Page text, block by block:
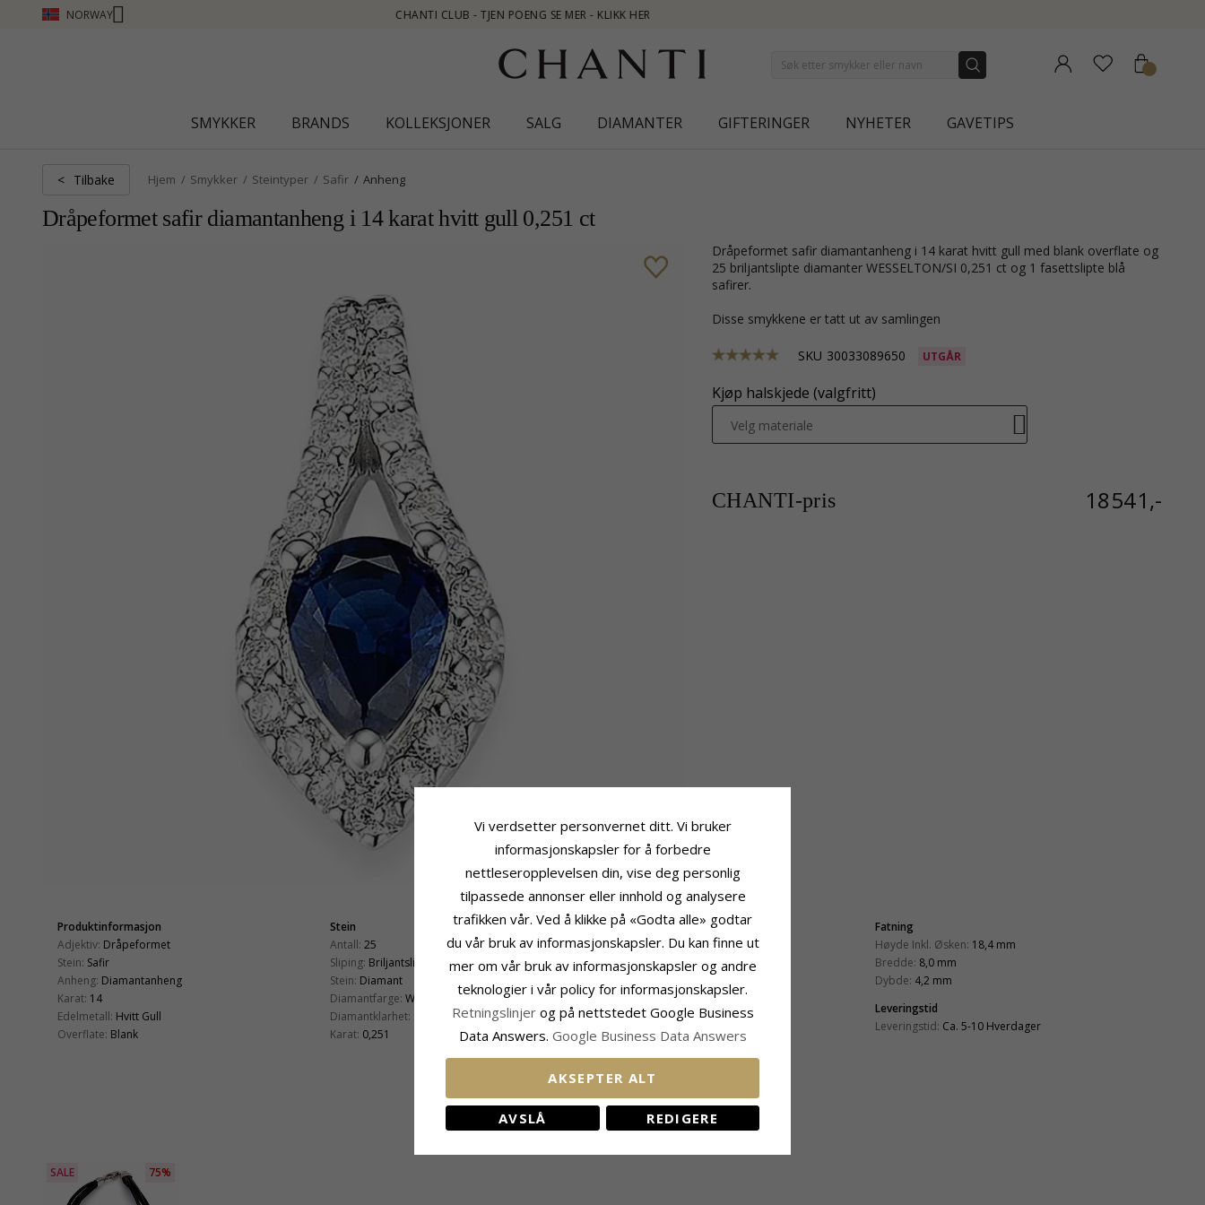
NORWAY
CHANTI CLUB - TJEN POENG SE MER - KLIKK HER
SMYKKER BRANDS KOLLEKSJONER SALG DIAMANTER GIFTERINGER NYHETER GAVETIPS
< Tilbake Hjem Smykker Steintyper Safir Anheng
Dråpeformet safir diamantanheng i 14 karat hvitt gull 0,251 ct
dråpeformet safir diamantanheng i 14 karat hvitt gull med blank overflate og
25 briljantslipte diamanter WESSELTON/SI 0,251 ct og 1 fasettslipte blå
safirer.
Disse smykkene er tatt ut av samlingen
SKU 30033089650 UTGÅR
Kjøp halskjede (valgfritt)
Velg materiale
CHANTI-pris 18541,-
Produktinformasjon
Adjektiv: Dråpeformet
Stein: Safir
Anheng: Diamantanheng
Karat: 14
Edelmetall: Hvitt Gull
Overflate: Blank
Stein
Antall: 25
Sliping: Briljantslipt
Stein: Diamant
Diamantfarge: Wesselton
Diamantklarhet:
Karat: 0,251
Stein
Antall:1
Sliping: Fasettslipt
Stein:Safir
Fatning
Høyde Inkl. Øsken: 18,4 mm
Bredde: 8,0 mm
Dybde: 4,2 mm
Leveringstid
Leveringstid: Ca. 5-10 Hverdager
Slange Maks:
KUNDER KJØPER OGSÅ
SALE 75%
Vi verdsetter personvernet ditt. Vi bruker
informasjonskapsler for å forbedre
nettleseropplevelsen din, vise deg personlig
tilpassede annonser eller innhold og analysere
trafikken vår. Ved å klikke på «Godta alle» godtar
du vår bruk av informasjonskapsler. Du kan finne ut
mer om vår bruk av informasjonskapsler og andre
teknologier i vår policy for informasjonskapsler.
Retningslinjer og på nettstedet Google Business
Data Answers. Google Business Data Answers
AKSEPTER ALT
AVSLÅ REDIGERE